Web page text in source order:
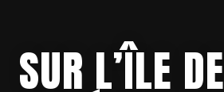
SUR L’ÎLE DE